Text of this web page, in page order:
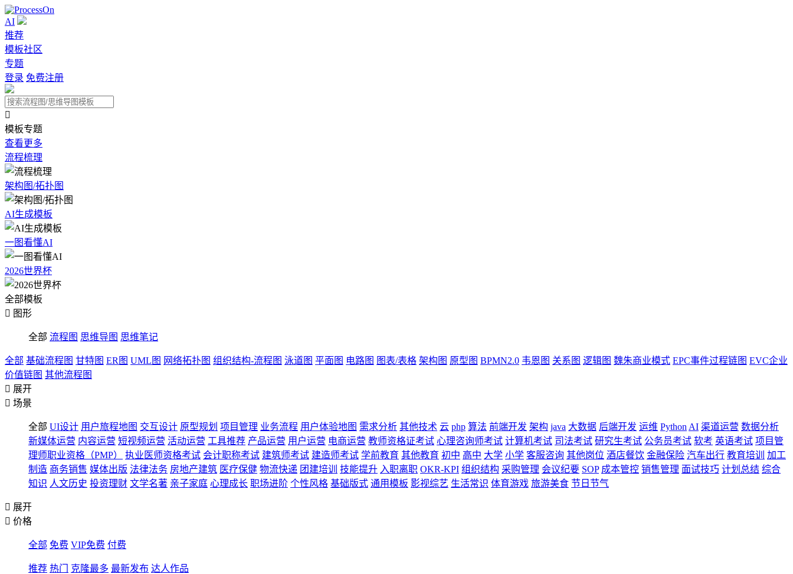
AI
推荐
模板社区
专题
登录 免费注册

模板专题
查看更多
流程梳理
架构图/拓扑图
AI生成模板
一图看懂AI
2026世界杯
全部模板
 图形
全部 流程图 思维导图 思维笔记
全部 基础流程图 甘特图 ER图 UML图 网络拓扑图 组织结构-流程图 泳道图 平面图 电路图 图表/表格 架构图 原型图 BPMN2.0 韦恩图 关系图 逻辑图 魏朱商业模式 EPC事件过程链图 EVC企业
价值链图 其他流程图
 展开
 场景
全部 UI设计 用户旅程地图 交互设计 原型规划 项目管理 业务流程 用户体验地图 需求分析 其他技术 云 php 算法 前端开发 架构 java 大数据 后端开发 运维 Python AI 渠道运营 数据分析
新媒体运营 内容运营 短视频运营 活动运营 工具推荐 产品运营 用户运营 电商运营 教师资格证考试 心理咨询师考试 计算机考试 司法考试 研究生考试 公务员考试 软考 英语考试 项目管
理师职业资格（PMP）
执业医师资格考试 会计职称考试 建筑师考试 建造师考试 学前教育 其他教育 初中 高中 大学 小学 客服咨询 其他岗位 酒店餐饮 金融保险 汽车出行 教育培训
加工
制造 商务销售 媒体出版 法律法务 房地产建筑 医疗保健 物流快递 团建培训 技能提升 入职离职 OKR-KPI 组织结构 采购管理 会议纪要 SOP 成本管控 销售管理 面试技巧 计划总结 综合
知识 人文历史 投资理财 文学名著 亲子家庭 心理成长 职场进阶 个性风格 基础版式 通用模板 影视综艺 生活常识 体育游戏 旅游美食 节日节气
 展开
 价格
全部 免费 VIP免费 付费
推荐 热门 克隆最多 最新发布 达人作品